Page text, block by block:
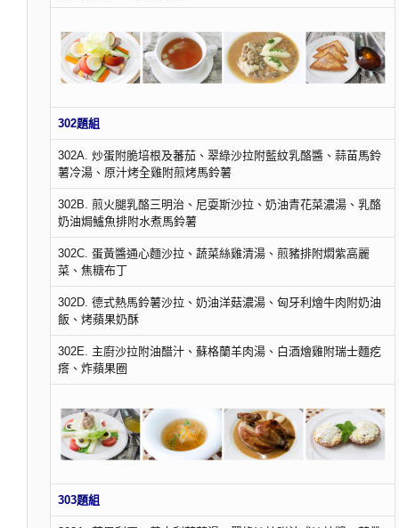
302題組
302A. 炒蛋附脆培根及蕃茄、翠綠沙拉附藍紋乳酪醬、蒜苗馬鈴
薯冷湯、原汁烤全雞附煎烤馬鈴薯
302B. 煎火腿乳酪三明治、尼耍斯沙拉、奶油青花菜濃湯、乳酪
奶油焗鱸魚排附水煮馬鈴薯
302C. 蛋黃醬通心麵沙拉、蔬菜絲雞清湯、煎豬排附燜紫高麗
菜、焦糖布丁
302D. 德式熱馬鈴薯沙拉、奶油洋菇濃湯、匈牙利燴牛肉附奶油
飯、烤蘋果奶酥
302E. 主廚沙拉附油醋汁、蘇格蘭羊肉湯、白酒燴雞附瑞士麵疙
瘩、炸蘋果圈
303題組